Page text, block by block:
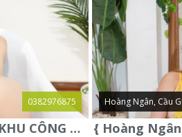
0382976875
KIỀU ANH GÁI GỌI KHU CÔNG NGHIỆP QUANG MINH - MÊ LINH
Hoàng Ngân, Cầu